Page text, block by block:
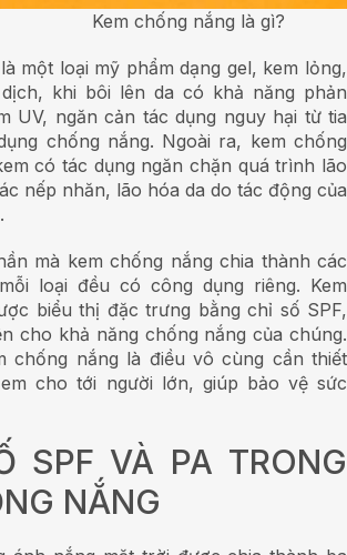
Kem chống nắng là gì?
một loại mỹ phẩm dạng gel, kem lỏng,
khi bôi lên da có khả năng phản
UV, ngăn cản tác dụng nguy hại từ tia
chống nắng. Ngoài ra, kem chống
có tác dụng ngăn chặn quá trình lão
nếp nhăn, lão hóa da do tác động của
mà kem chống nắng chia thành các
loại đều có công dụng riêng. Kem
biểu thị đặc trưng bằng chỉ số SPF,
cho khả năng chống nắng của chúng.
chống nắng là điều vô cùng cần thiết
cho tới người lớn, giúp bảo vệ sức
SPF VÀ PA TRONG
NẮNG